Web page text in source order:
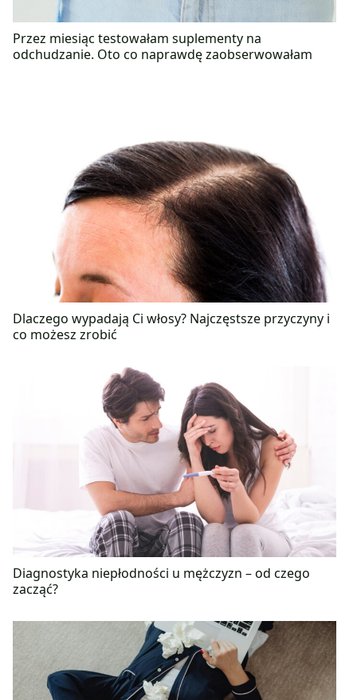
Przez miesiąc testowałam suplementy na
odchudzanie. Oto co naprawdę zaobserwowałam
Dlaczego wypadają Ci włosy? Najczęstsze przyczyny i
co możesz zrobić
Diagnostyka niepłodności u mężczyzn – od czego
zacząć?